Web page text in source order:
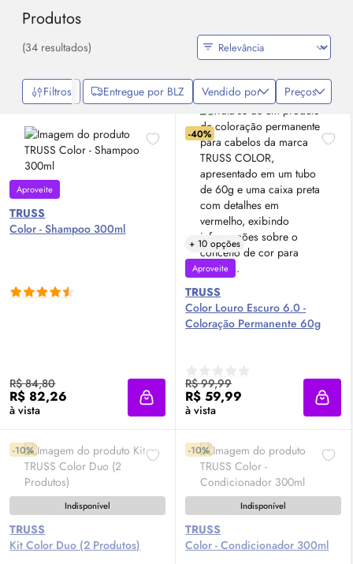
Produtos
(34 resultados)
Filtros Entregue por BLZ Vendido por Preços
Aproveite
TRUSS
Color - Shampoo 300ml
R$ 84,80
R$ 82,26
à vista Adicionar à sacola
-40%
+ 10 opções
Aproveite
TRUSS
Color Louro Escuro 6.0 -
Coloração Permanente 60g
R$ 99,99
R$ 59,99
à vista
-10%
Indisponível
TRUSS
Kit Color Duo (2 Produtos)
-10%
Indisponível
TRUSS
Color - Condicionador 300ml